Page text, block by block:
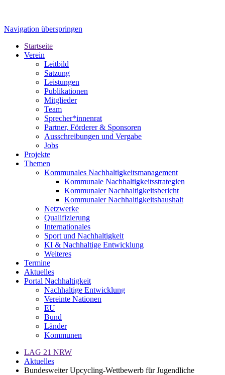
Navigation überspringen
Startseite
Verein
Leitbild
Satzung
Leistungen
Publikationen
Mitglieder
Team
Sprecher*innenrat
Partner, Förderer & Sponsoren
Ausschreibungen und Vergabe
Jobs
Projekte
Themen
Kommunales Nachhaltigkeitsmanagement
Kommunale Nachhaltigkeitsstrategien
Kommunaler Nachhaltigkeitsbericht
Kommunaler Nachhaltigkeitshaushalt
Netzwerke
Qualifizierung
Internationales
Sport und Nachhaltigkeit
KI & Nachhaltige Entwicklung
Weiteres
Termine
Aktuelles
Portal Nachhaltigkeit
Nachhaltige Entwicklung
Vereinte Nationen
EU
Bund
Länder
Kommunen
LAG 21 NRW
Aktuelles
Bundesweiter Upcycling-Wettbewerb für Jugendliche